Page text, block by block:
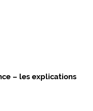
– les explications